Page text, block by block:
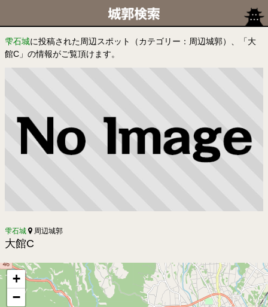
雫石城に投稿された周辺スポット（カテゴリー：周辺城郭）、「大
館C」の情報がご覧頂けます。
雫石城 周辺城郭
大館C
+
−